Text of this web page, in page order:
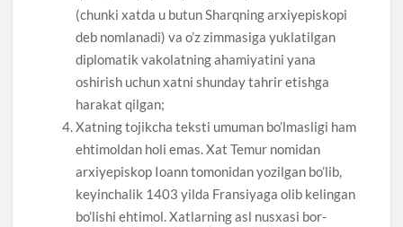
(chunki xatda u butun Sharqning arxiyepiskopi
deb nomlanadi) va o’z zimmasiga yuklatilgan
diplomatik vakolatning ahamiyatini yana
oshirish uchun xatni shunday tahrir etishga
harakat qilgan;
Xatning tojikcha teksti umuman bo’lmasligi ham
ehtimoldan holi emas. Xat Temur nomidan
arxiyepiskop Ioann tomonidan yozilgan bo’lib,
keyinchalik 1403 yilda Fransiyaga olib kelingan
bo’lishi ehtimol. Xatlarning asl nusxasi bor-